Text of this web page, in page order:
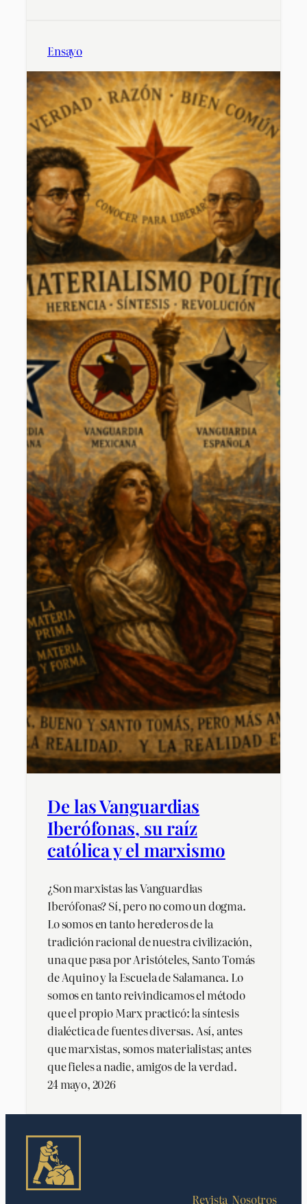
Ensayo
De las Vanguardias
Iberófonas, su raíz
católica y el marxismo
¿Son marxistas las Vanguardias
Iberófonas? Sí, pero no como un dogma.
Lo somos en tanto herederos de la
tradición racional de nuestra civilización,
una que pasa por Aristóteles, Santo Tomás
de Aquino y la Escuela de Salamanca. Lo
somos en tanto reivindicamos el método
que el propio Marx practicó: la síntesis
dialéctica de fuentes diversas. Así, antes
que marxistas, somos materialistas; antes
que fieles a nadie, amigos de la verdad.
24 mayo, 2026
Revista Nosotros